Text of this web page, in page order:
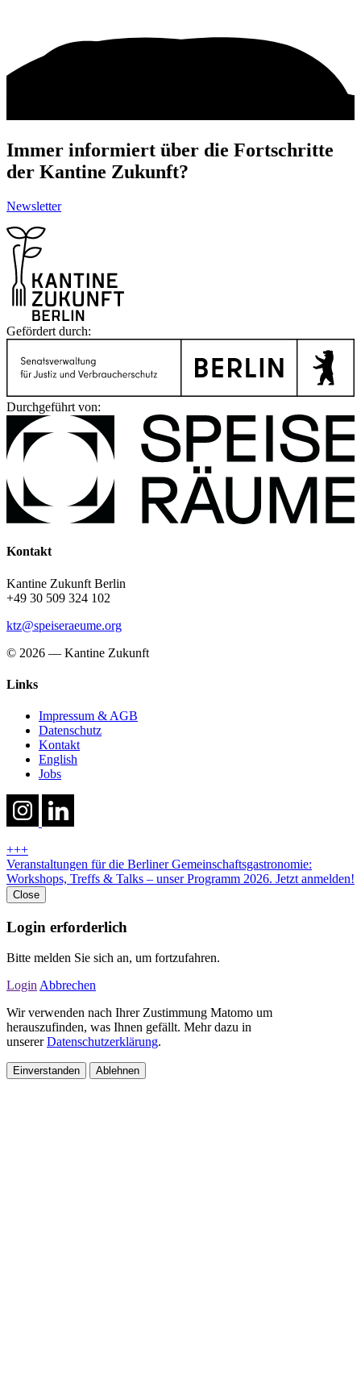
Immer informiert über die Fortschritte
der Kantine Zukunft?
Newsletter
Gefördert durch:
Durchgeführt von:
Kontakt
Kantine Zukunft Berlin
+49 30 509 324 102
ktz@speiseraeume.org
© 2026 — Kantine Zukunft
Links
Impressum & AGB
Datenschutz
Kontakt
English
Jobs
+++
Veranstaltungen für die Berliner Gemeinschaftsgastronomie:
Workshops, Treffs & Talks – unser Programm 2026. Jetzt anmelden!
Close
Login erforderlich
Bitte melden Sie sich an, um fortzufahren.
LoginAbbrechen
Wir verwenden nach Ihrer Zustimmung Matomo um
herauszufinden, was Ihnen gefällt. Mehr dazu in
unsererDatenschutzerklärung.
Einverstanden Ablehnen